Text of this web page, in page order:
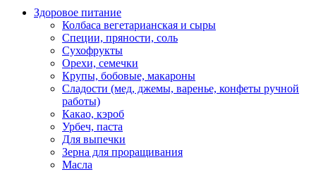
Здоровое питание
Колбаса вегетарианская и сыры
Специи, пряности, соль
Сухофрукты
Орехи, семечки
Крупы, бобовые, макароны
Сладости (мед, джемы, варенье, конфеты ручной
работы)
Какао, кэроб
Урбеч, паста
Для выпечки
Зерна для проращивания
Масла